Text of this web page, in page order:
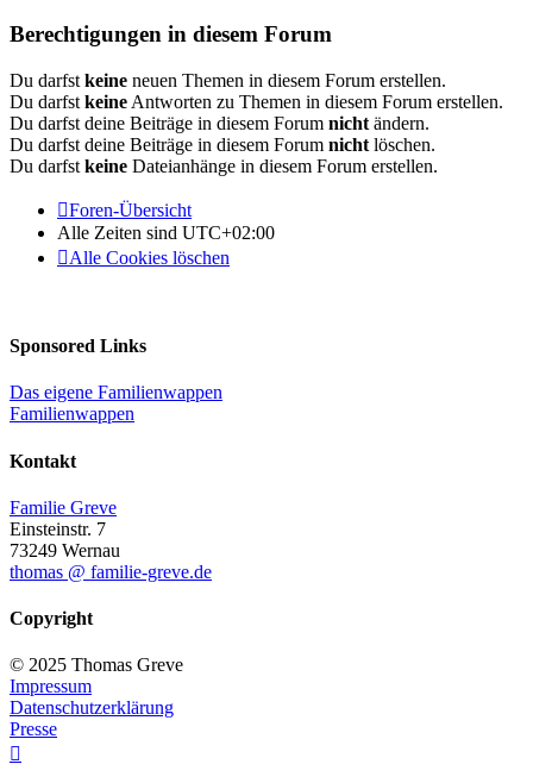
Berechtigungen in diesem Forum
Du darfst keine neuen Themen in diesem Forum erstellen.
Du darfst keine Antworten zu Themen in diesem Forum erstellen.
Du darfst deine Beiträge in diesem Forum nicht ändern.
Du darfst deine Beiträge in diesem Forum nicht löschen.
Du darfst keine Dateianhänge in diesem Forum erstellen.
Foren-Übersicht
Alle Zeiten sind UTC+02:00
Alle Cookies löschen
Sponsored Links
Das eigene Familienwappen
Familienwappen
Kontakt
Familie Greve
Einsteinstr. 7
73249 Wernau
thomas @ familie-greve.de
Copyright
© 2025 Thomas Greve
Impressum
Datenschutzerklärung
Presse